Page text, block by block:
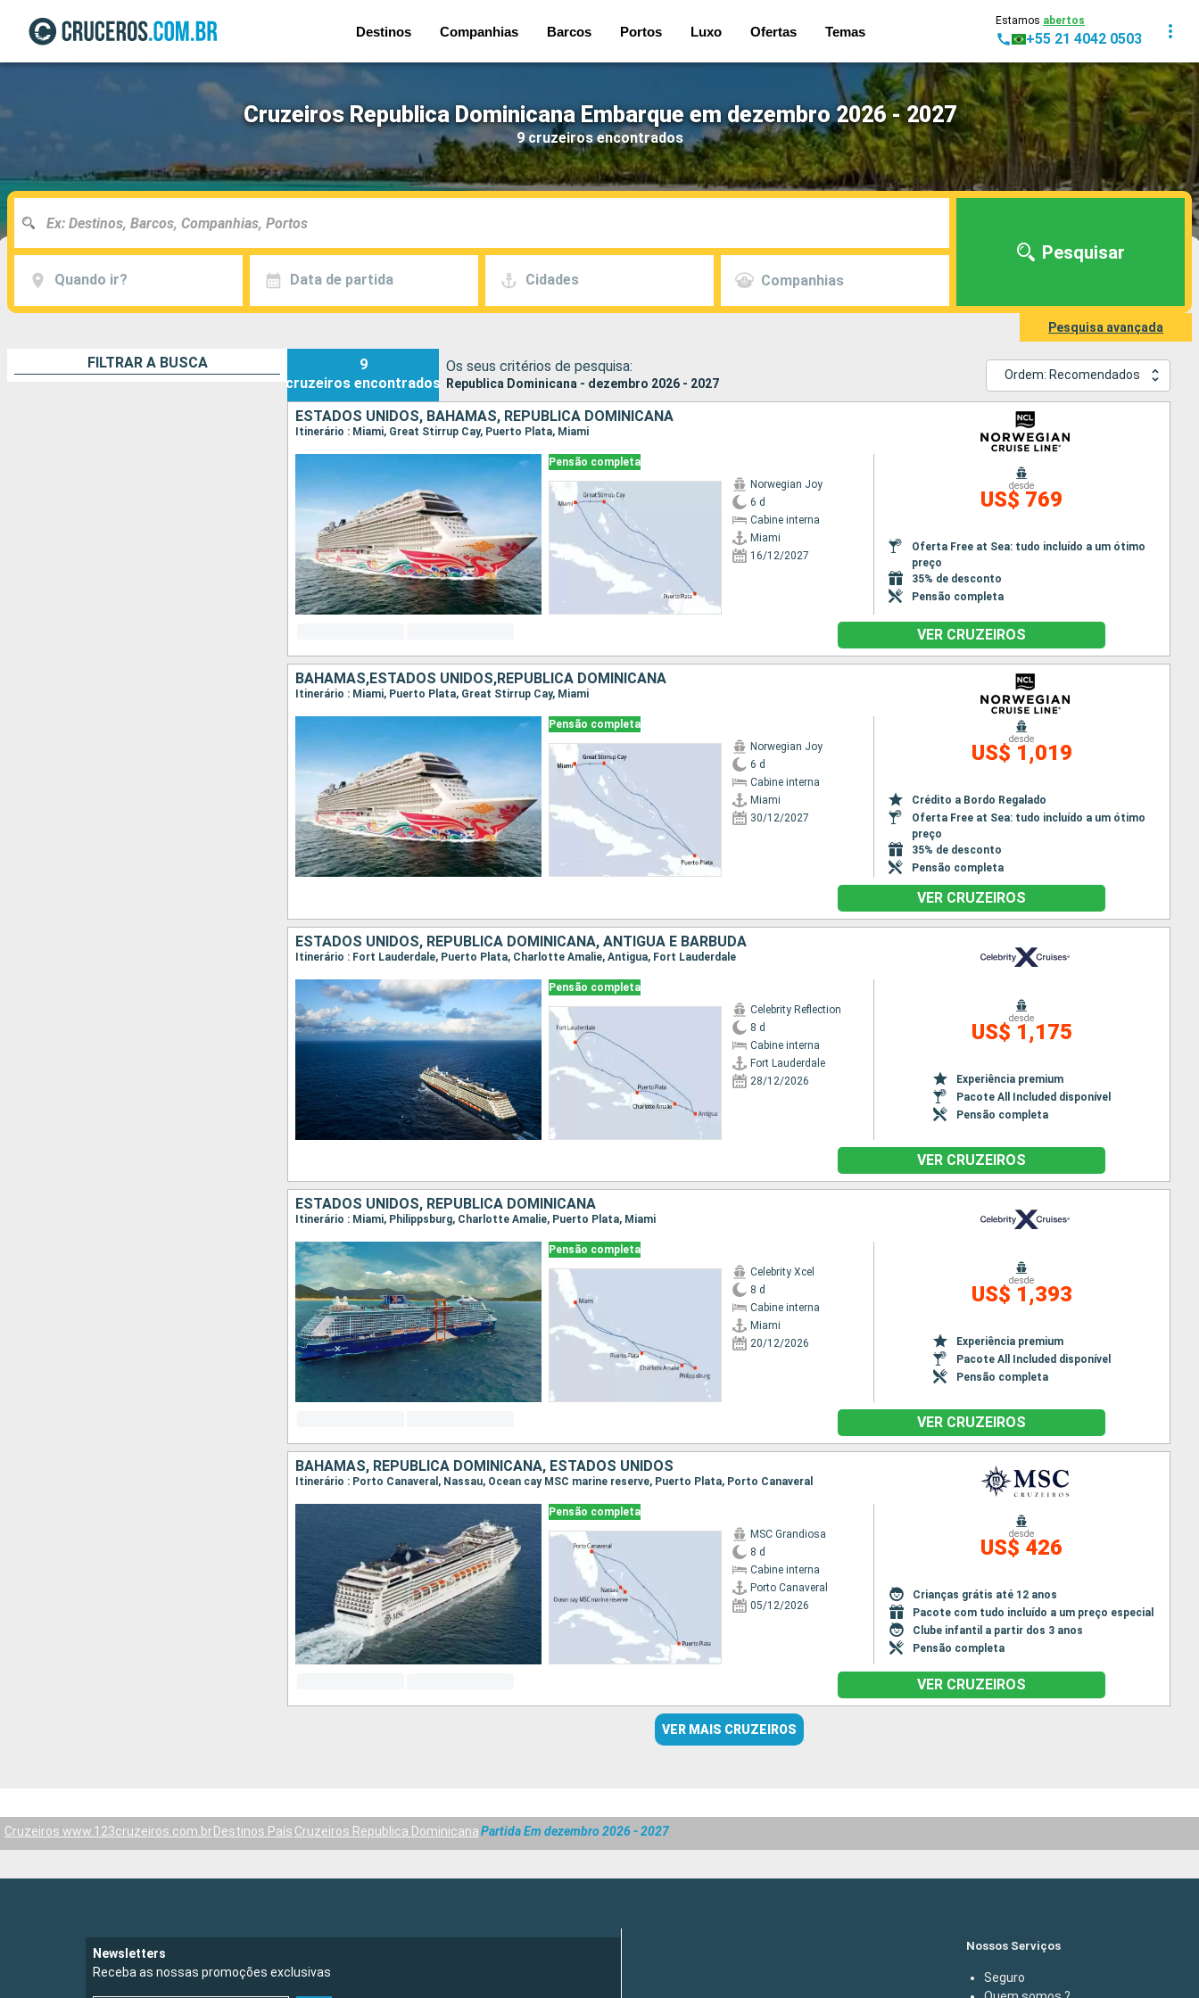
Destinos Companhias Barcos Portos Luxo Ofertas Temas
Estamos abertos
+55 21 4042 0503
Cruzeiros Republica Dominicana Embarque em dezembro 2026 - 2027
9 cruzeiros encontrados
Quando ir? Data de partida Cidades Companhias
Pesquisar
Pesquisa avançada
FILTRAR A BUSCA
9
cruzeiros encontrados
Os seus critérios de pesquisa:
Republica Dominicana - dezembro 2026 - 2027
Ordem: Recomendados
ESTADOS UNIDOS, BAHAMAS, REPUBLICA DOMINICANA
Itinerário : Miami, Great Stirrup Cay, Puerto Plata, Miami
Pensão completa
Norwegian Joy
6 d
Cabine interna
Miami
16/12/2027
desde
US$ 769
Oferta Free at Sea: tudo incluído a um ótimo
preço
35% de desconto
Pensão completa
VER CRUZEIROS
BAHAMAS,ESTADOS UNIDOS,REPUBLICA DOMINICANA
Itinerário : Miami, Puerto Plata, Great Stirrup Cay, Miami
Pensão completa
Norwegian Joy
6 d
Cabine interna
Miami
30/12/2027
desde
US$ 1,019
Crédito a Bordo Regalado
Oferta Free at Sea: tudo incluído a um ótimo
preço
35% de desconto
Pensão completa
VER CRUZEIROS
ESTADOS UNIDOS, REPUBLICA DOMINICANA, ANTIGUA E BARBUDA
Itinerário : Fort Lauderdale, Puerto Plata, Charlotte Amalie, Antigua, Fort Lauderdale
Pensão completa
Celebrity Reflection
8 d
Cabine interna
Fort Lauderdale
28/12/2026
desde
US$ 1,175
Experiência premium
Pacote All Included disponível
Pensão completa
VER CRUZEIROS
ESTADOS UNIDOS, REPUBLICA DOMINICANA
Itinerário : Miami, Philippsburg, Charlotte Amalie, Puerto Plata, Miami
Pensão completa
Celebrity Xcel
8 d
Cabine interna
Miami
20/12/2026
desde
US$ 1,393
Experiência premium
Pacote All Included disponível
Pensão completa
VER CRUZEIROS
BAHAMAS, REPUBLICA DOMINICANA, ESTADOS UNIDOS
Itinerário : Porto Canaveral, Nassau, Ocean cay MSC marine reserve, Puerto Plata, Porto Canaveral
Pensão completa
MSC Grandiosa
8 d
Cabine interna
Porto Canaveral
05/12/2026
desde
US$ 426
Crianças grátis até 12 anos
Pacote com tudo incluído a um preço especial
Clube infantil a partir dos 3 anos
Pensão completa
VER CRUZEIROS
VER MAIS CRUZEIROS
Cruzeiros www.123cruzeiros.com.br Destinos País Cruzeiros Republica DominicanaPartida Em dezembro 2026 - 2027
Newsletters
Receba as nossas promoções exclusivas
Nossos Serviços
Seguro